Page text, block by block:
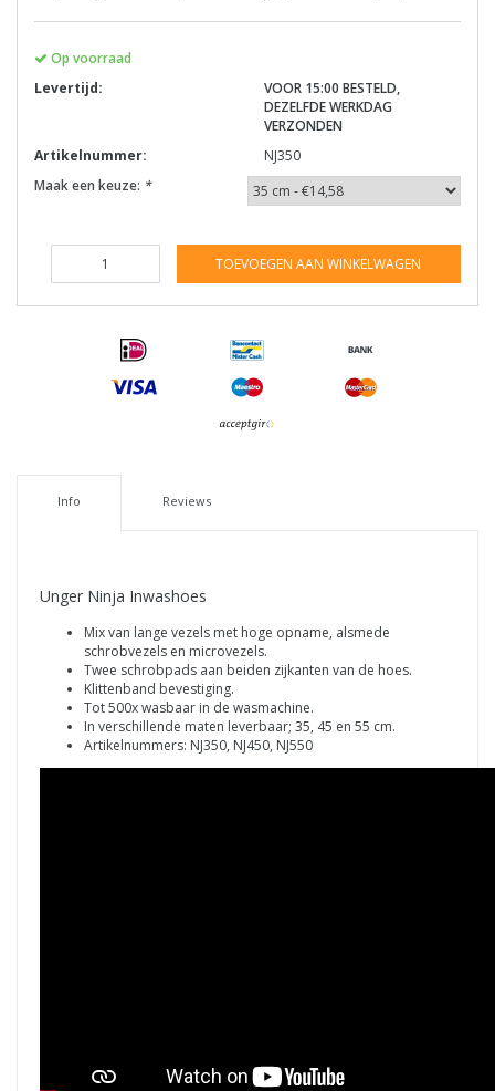
Op voorraad
Levertijd:
VOOR 15:00 BESTELD,
DEZELFDE WERKDAG
VERZONDEN
Artikelnummer:
NJ350
Maak een keuze: *
TOEVOEGEN AAN WINKELWAGEN
Info Reviews
Unger Ninja Inwashoes
Mix van lange vezels met hoge opname, alsmede
schrobvezels en microvezels.
Twee schrobpads aan beiden zijkanten van de hoes.
Klittenband bevestiging.
Tot 500x wasbaar in de wasmachine.
In verschillende maten leverbaar; 35, 45 en 55 cm.
Artikelnummers: NJ350, NJ450, NJ550